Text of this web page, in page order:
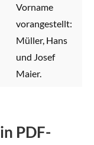
Vorname
vorangestellt:
Müller, Hans
und Josef
Maier.
PDF-